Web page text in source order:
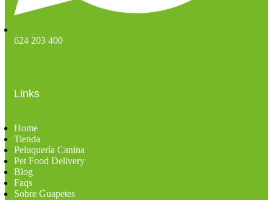
624 203 400
Links
Home
Tienda
Peluquería Canina
Pet Food Delivery
Blog
Faqs
Sobre Guapetes